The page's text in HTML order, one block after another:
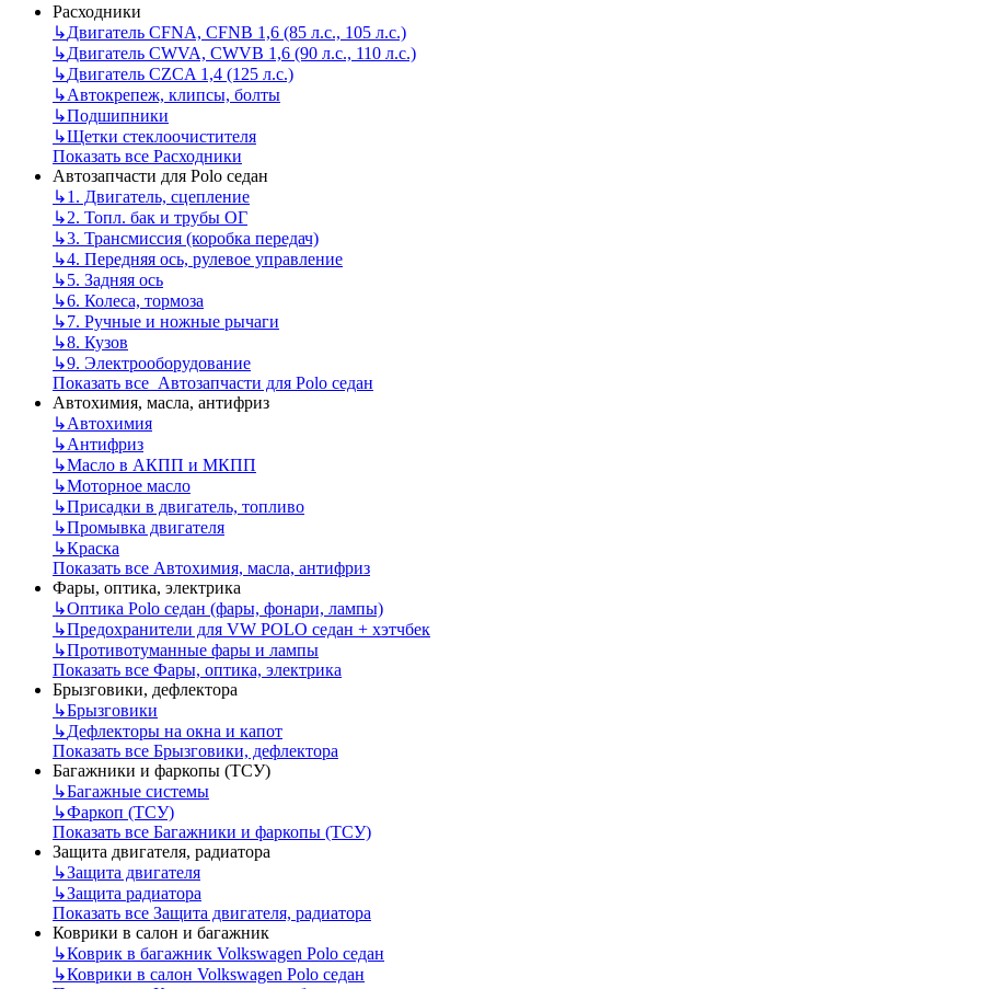
Расходники
↳Двигатель CFNA, CFNB 1,6 (85 л.с., 105 л.с.)
↳Двигатель CWVA, CWVB 1,6 (90 л.с., 110 л.с.)
↳Двигатель CZCA 1,4 (125 л.с.)
↳Автокрепеж, клипсы, болты
↳Подшипники
↳Щетки стеклоочистителя
Показать все Расходники
Автозапчасти для Polo седан
↳1. Двигатель, сцепление
↳2. Топл. бак и трубы ОГ
↳3. Трансмиссия (коробка передач)
↳4. Передняя ось, рулевое управление
↳5. Задняя ось
↳6. Колеса, тормоза
↳7. Ручные и ножные рычаги
↳8. Кузов
↳9. Электрооборудование
Показать все Автозапчасти для Polo седан
Автохимия, масла, антифриз
↳Автохимия
↳Антифриз
↳Масло в АКПП и МКПП
↳Моторное масло
↳Присадки в двигатель, топливо
↳Промывка двигателя
↳Краска
Показать все Автохимия, масла, антифриз
Фары, оптика, электрика
↳Оптика Polo седан (фары, фонари, лампы)
↳Предохранители для VW POLO седан + хэтчбек
↳Противотуманные фары и лампы
Показать все Фары, оптика, электрика
Брызговики, дефлектора
↳Брызговики
↳Дефлекторы на окна и капот
Показать все Брызговики, дефлектора
Багажники и фаркопы (ТСУ)
↳Багажные системы
↳Фаркоп (ТСУ)
Показать все Багажники и фаркопы (ТСУ)
Защита двигателя, радиатора
↳Защита двигателя
↳Защита радиатора
Показать все Защита двигателя, радиатора
Коврики в салон и багажник
↳Коврик в багажник Volkswagen Polo седан
↳Коврики в салон Volkswagen Polo седан